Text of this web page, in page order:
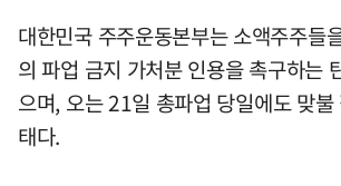
대한민국 주주운동본부는 소액주주들
의 파업 금지 가처분 인용을 촉구하는
으며, 오는 21일 총파업 당일에도 맞
태다.